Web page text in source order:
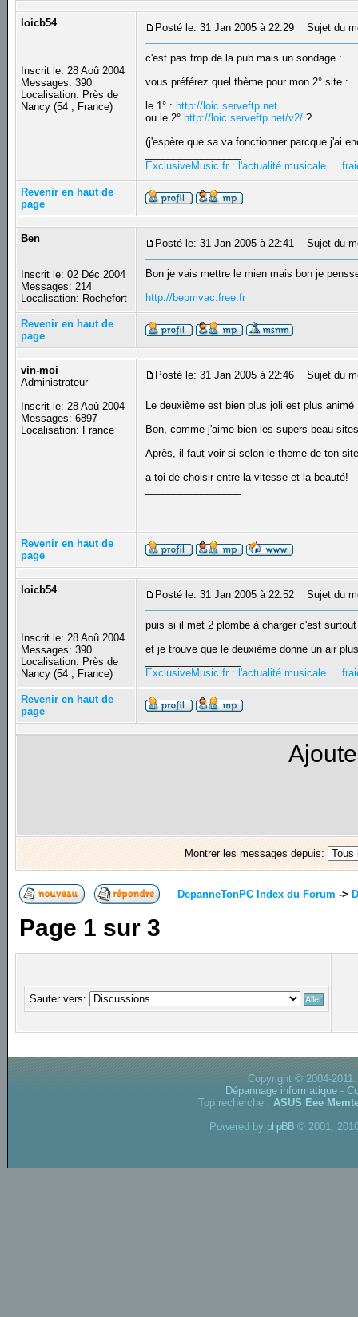
loicb54
Inscrit le: 28 Aoû 2004
Messages: 390
Localisation: Près de
Nancy (54 , France)
Posté le: 31 Jan 2005 à 22:29 Sujet du
c'est pas trop de la pub mais un sondage :
vous préférez quel thème pour mon 2° site :
le 1° : http://loic.serveftp.net
ou le 2° http://loic.serveftp.net/v2/ ?
(j'espère que sa va fonctionner parcque j'ai
ExclusiveMusic.fr : l'actualité musicale ...
Revenir en haut de
page
Ben
Inscrit le: 02 Déc 2004
Messages: 214
Localisation: Rochefort
Posté le: 31 Jan 2005 à 22:41 Sujet du
Bon je vais mettre le mien mais bon je
http://bepmvac.free.fr
Revenir en haut de
page
vin-moi
Administrateur
Inscrit le: 28 Aoû 2004
Messages: 6897
Localisation: France
Posté le: 31 Jan 2005 à 22:46 Sujet du
Le deuxième est bien plus joli est plus
Bon, comme j'aime bien les supers beau
Après, il faut voir si selon le theme de ton
a toi de choisir entre la vitesse et la beauté!
Revenir en haut de
page
loicb54
Inscrit le: 28 Aoû 2004
Messages: 390
Localisation: Près de
Nancy (54 , France)
Posté le: 31 Jan 2005 à 22:52 Sujet du
puis si il met 2 plombe à charger c'est
et je trouve que le deuxième donne un air
ExclusiveMusic.fr : l'actualité musicale ...
Revenir en haut de
page
Montrer les messages depuis:
DepanneTonPC Index du Forum ->
Page 1 sur3
Sauter vers:
Copyright © 2004-
Dépannage informatique -
Top recherche : ASUS Eee
Powered by phpBB © 2001,